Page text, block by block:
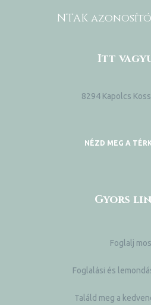
NTAK
Itt
8294 Kapolcs
NÉZD MEG A
Gyors
Foglalj
Foglalási és
Találd meg a